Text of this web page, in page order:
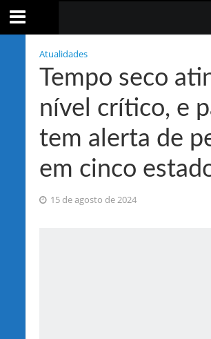
Atualidades
Tempo seco
nível crítico, e
tem alerta de
em cinco
15 de agosto de 2024